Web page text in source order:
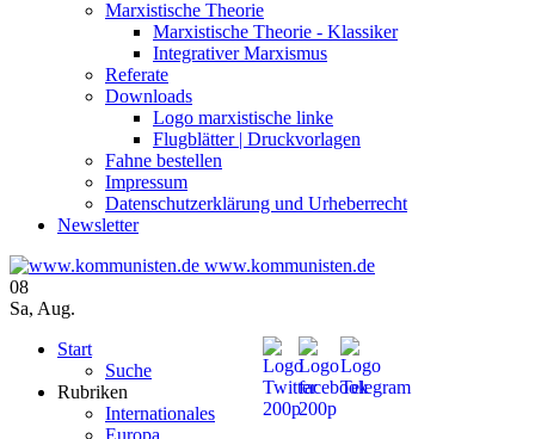
Marxistische Theorie
Marxistische Theorie - Klassiker
Integrativer Marxismus
Referate
Downloads
Logo marxistische linke
Flugblätter | Druckvorlagen
Fahne bestellen
Impressum
Datenschutzerklärung und Urheberrecht
Newsletter
www.kommunisten.de
08
Sa, Aug.
Start
Suche
Rubriken
Internationales
Europa